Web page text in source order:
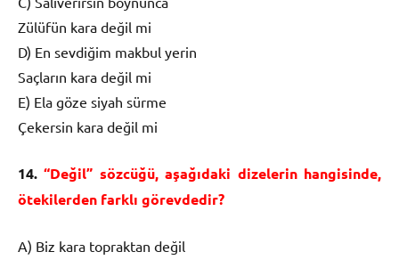
Zülüfün kara değil mi
D) En sevdiğim makbul yerin
Saçların kara değil mi
E) Ela göze siyah sürme
Çekersin kara değil mi
14. “Değil” sözcüğü, aşağıdaki dizelerin hangisinde,
ötekilerden farklı görevdedir?
A) Biz kara topraktan değil